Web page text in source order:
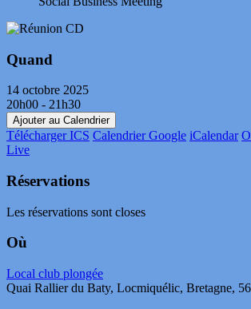
Quand
14 octobre 2025
20h00 - 21h30
Ajouter au Calendrier
Télécharger ICS Calendrier Google iCalendar
Live
Réservations
Les réservations sont closes
Où
Local club plongée
Quai Rallier du Baty, Locmiquélic, Bretagne,